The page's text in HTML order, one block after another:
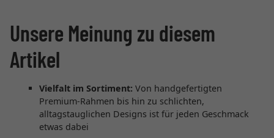
Unsere Meinung zu diesem
Artikel
Vielfalt im Sortiment: Von handgefertigten
Premium-Rahmen bis hin zu schlichten,
alltagstauglichen Designs ist für jeden Geschmack
etwas dabei